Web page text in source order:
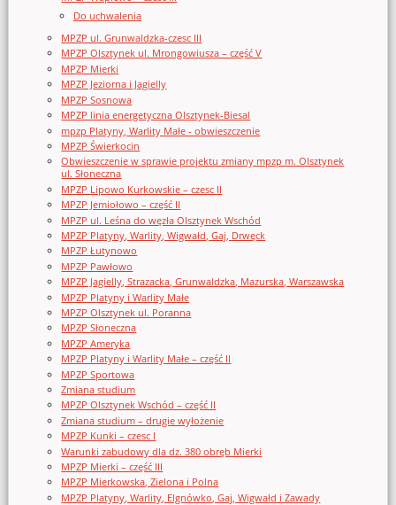
Do uchwalenia
MPZP ul. Grunwaldzka-czesc III
MPZP Olsztynek ul. Mrongowiusza – część V
MPZP Mierki
MPZP Jeziorna i Jagielly
MPZP Sosnowa
MPZP linia energetyczna Olsztynek-Biesal
mpzp Platyny, Warlity Małe - obwieszczenie
MPZP Świerkocin
Obwieszczenie w sprawie projektu zmiany mpzp m. Olsztynek
ul. Słoneczna
MPZP Lipowo Kurkowskie – czesc II
MPZP Jemiołowo – część II
MPZP ul. Leśna do węzła Olsztynek Wschód
MPZP Platyny, Warlity, Wigwałd, Gaj, Drwęck
MPZP Łutynowo
MPZP Pawłowo
MPZP Jagielly, Strazacka, Grunwaldzka, Mazurska, Warszawska
MPZP Platyny i Warlity Małe
MPZP Olsztynek ul. Poranna
MPZP Słoneczna
MPZP Ameryka
MPZP Platyny i Warlity Małe – część II
MPZP Sportowa
Zmiana studium
MPZP Olsztynek Wschód – część II
Zmiana studium – drugie wyłożenie
MPZP Kunki – czesc I
Warunki zabudowy dla dz. 380 obręb Mierki
MPZP Mierki – część III
MPZP Mierkowska, Zielona i Polna
MPZP Platyny, Warlity, Elgnówko, Gaj, Wigwałd i Zawady